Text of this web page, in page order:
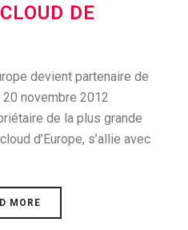
DE
devient partenaire de
novembre 2012
de la plus grande
d’Europe, s’allie avec
MORE